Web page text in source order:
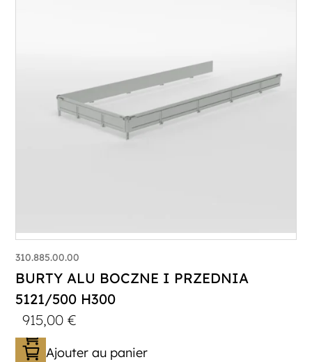
310.885.00.00
BURTY ALU BOCZNE I PRZEDNIA
5121/500 H300
915,00€
Ajouter au panier